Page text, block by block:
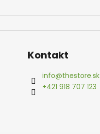
Kontakt
info@thestore.sk
+421 918 707 123